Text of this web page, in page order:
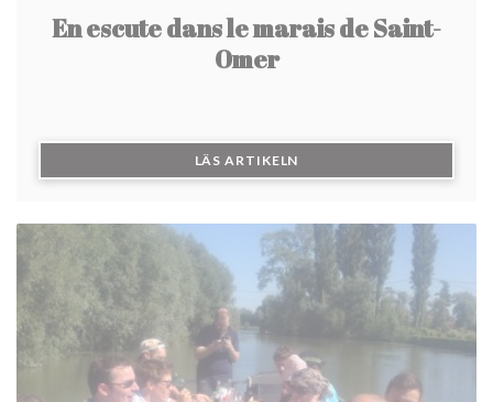
En escute dans le marais de Saint-
Omer
LÄS ARTIKELN